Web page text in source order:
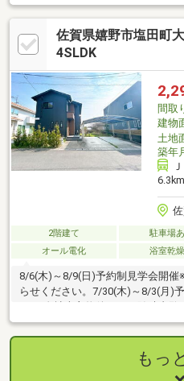
で、未成年・学生の方は除きます
ご確認ください
佐賀県嬉野市塩田町
4SLDK
間取
建物
土地
築年
6.3km
2階建て 駐車場
オール電化
浴室乾
8/6(木)～8/9(日)予約制見学会開催
らせください。7/30(木)～8/3(月)
希望日をお知らせください。【リ
替・壁、窓ガラス補修、ハウスク
拡張【おすすめポイント】・本物
が適用されます。・雨漏り、構造
もっ